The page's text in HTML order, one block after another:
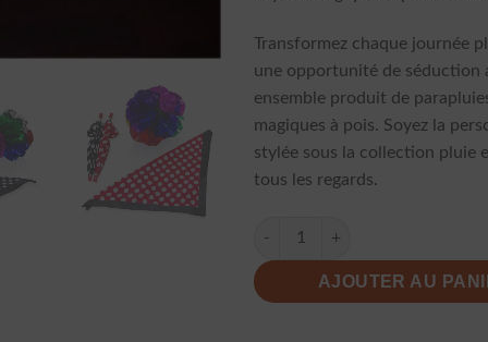
Transformez chaque journée
une opportunité de séduction
ensemble produit de
magiques à pois. Soyez la
stylée sous la collection pluie
tous les regards.
quantité de Ensemble
AJOUTER AU